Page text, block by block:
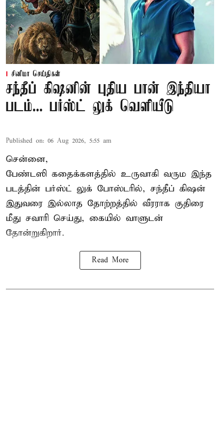
சினிமா செய்திகள்
சந்தீப் கிஷனின் புதிய பான் இந்தியா
படம்... பர்ஸ்ட் லுக் வெளியீடு
Published on: 06 Aug 2026, 5:55 am
சென்னை,
பேண்டஸி கதைக்களத்தில் உருவாகி வரும இந்த
படத்தின் பர்ஸ்ட் லுக் போஸ்டரில், சந்தீப் கிஷன்
இதுவரை இல்லாத தோற்றத்தில் வீரராக குதிரை
மீது சவாரி செய்து, கையில் வாளுடன்
தோன்றுகிறார்.
Read More